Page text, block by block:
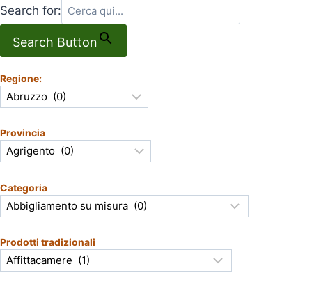
Search for:
Search Button
Regione:
Provincia
Categoria
Prodotti tradizionali